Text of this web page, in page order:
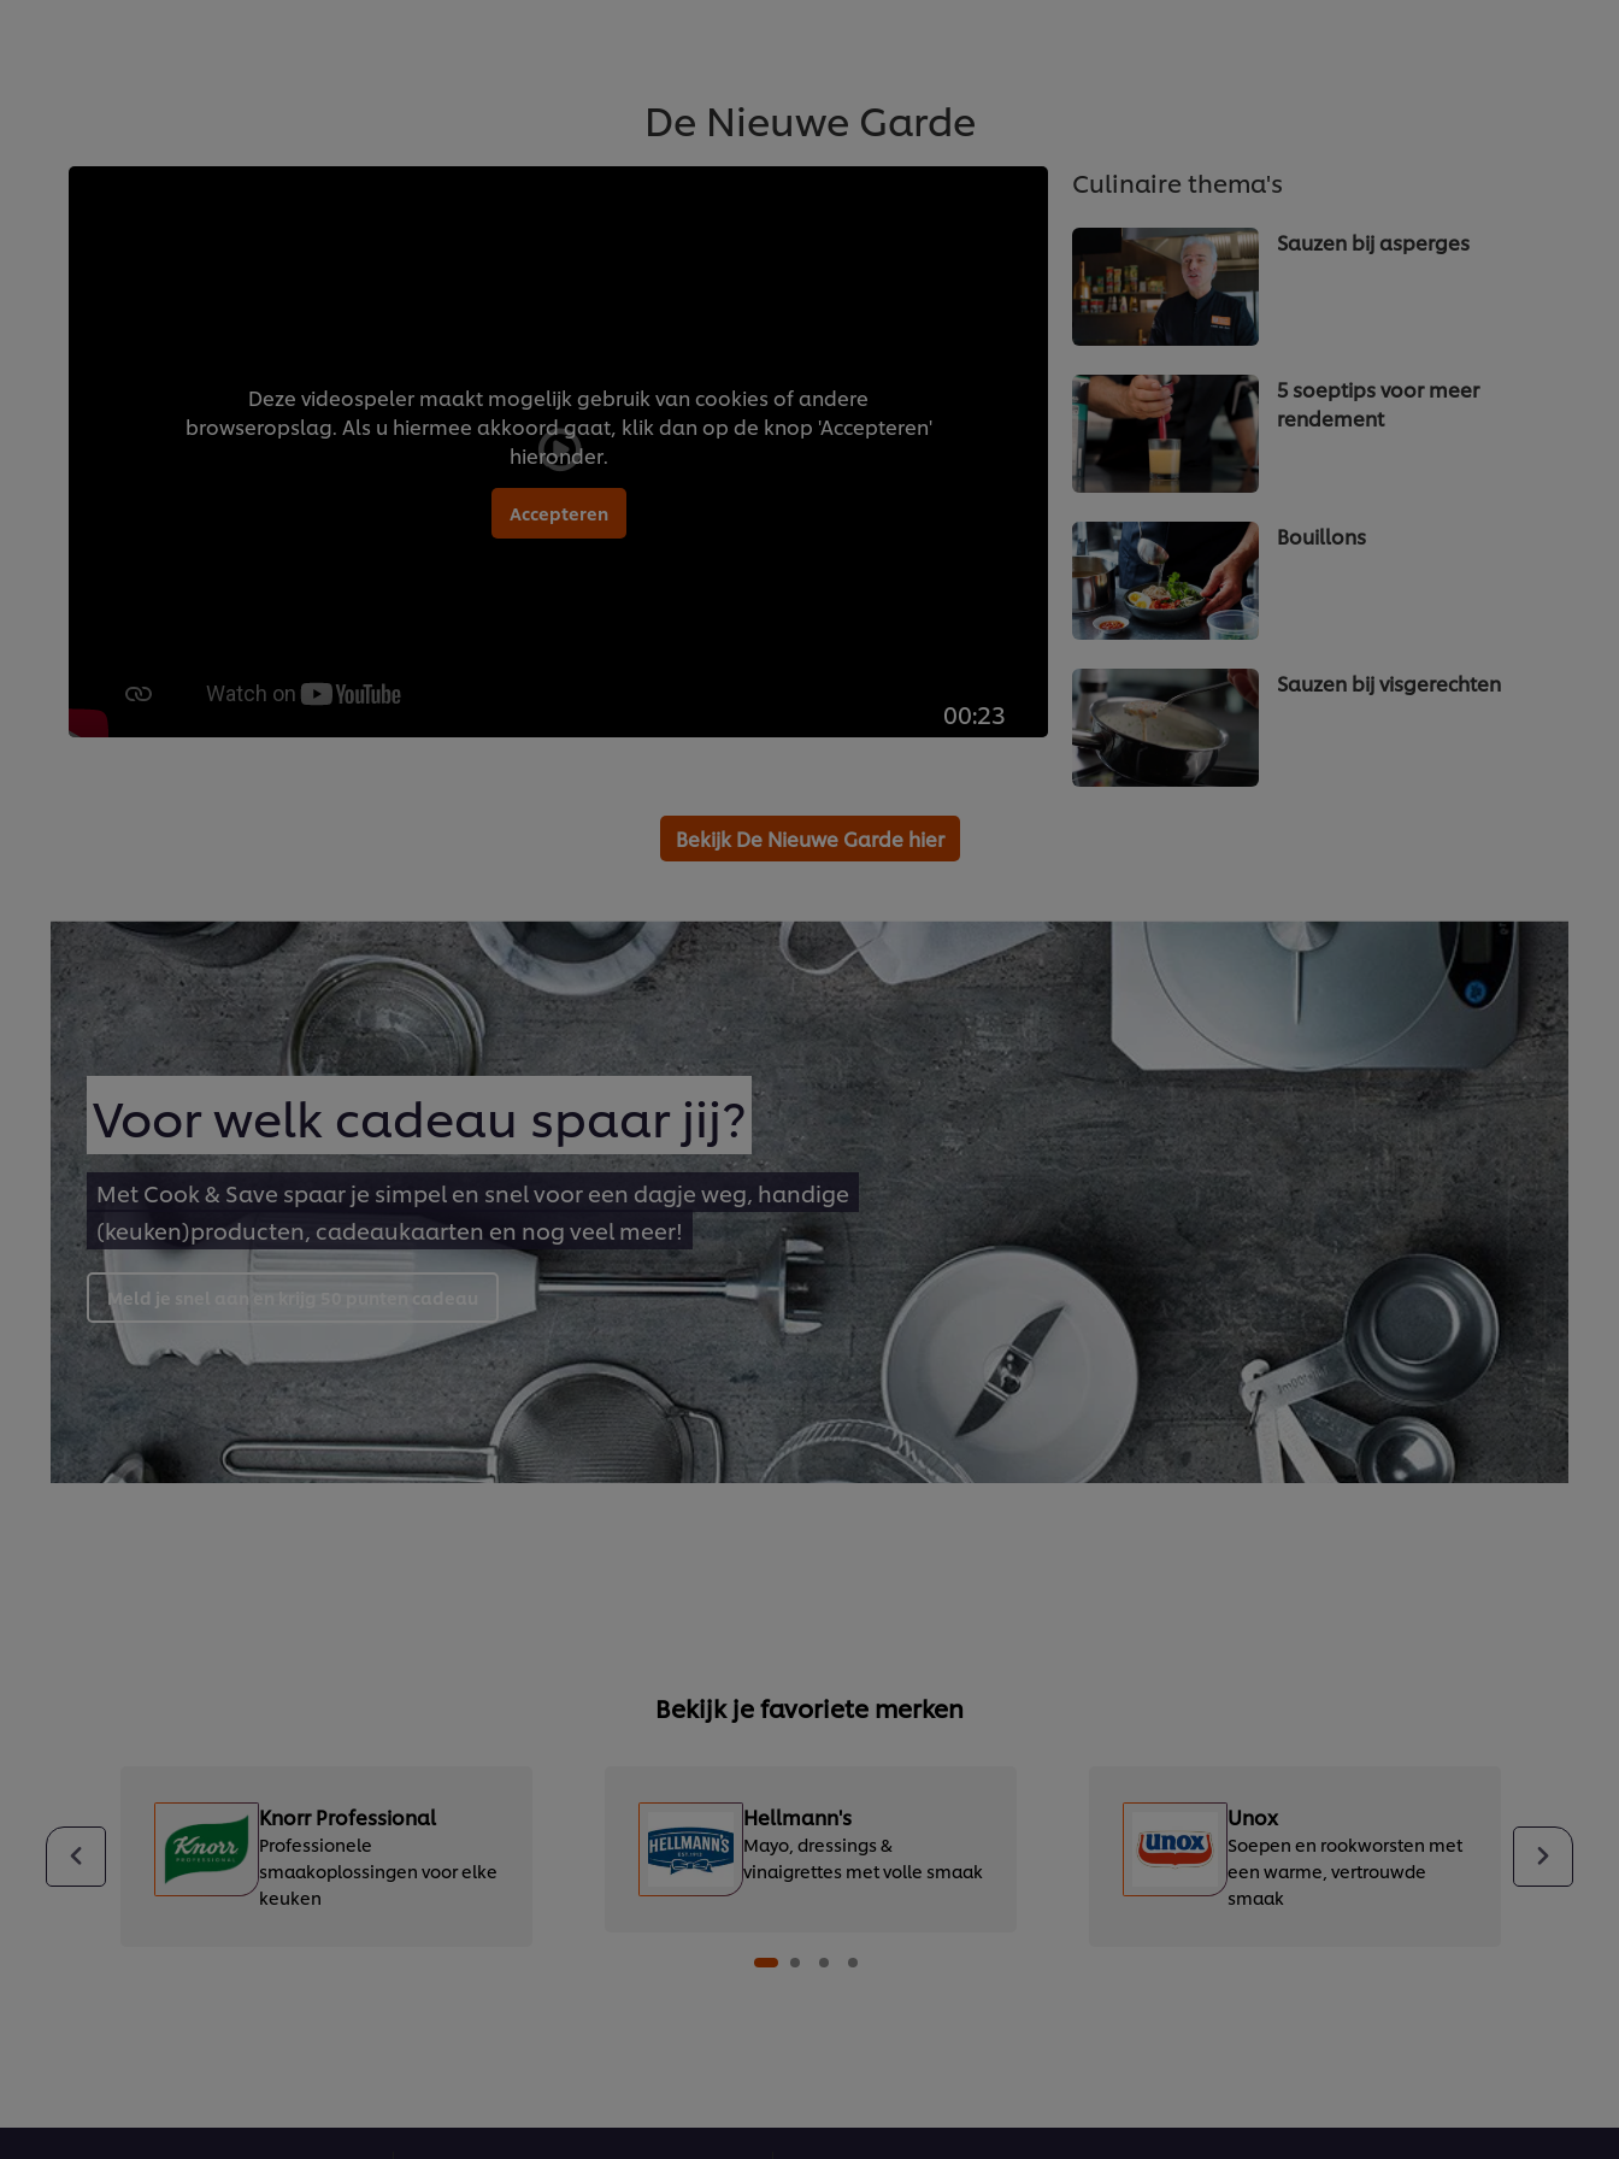
De Nieuwe Garde
Deze videospeler maakt mogelijk gebruik van cookies of andere
browseropslag. Als u hiermee akkoord gaat, klik dan op de knop 'Accepteren'
hieronder.
Accepteren
00:23
Culinaire thema's
Sauzen bij asperges
5 soeptips voor meer
rendement
Bouillons
Sauzen bij visgerechten
Bekijk De Nieuwe Garde hier
Voor welk cadeau spaar jij?
Met Cook & Save spaar je simpel en snel voor een dagje weg, handige
(keuken)producten, cadeaukaarten en nog veel meer!
Meld je snel aan en krijg 50 punten cadeau
Bekijk je favoriete merken
Knorr Professional
Professionele
smaakoplossingen voor elke
keuken
Hellmann's
Mayo, dressings &
vinaigrettes met volle smaak
Unox
Soepen en rookworsten met
een warme, vertrouwde
smaak